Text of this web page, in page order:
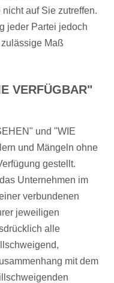
auf Sie zutreffen.
jeder Partei jedoch
Maß
VERFÜGBAR"
und "WIE
und Mängeln ohne
gestellt.
Unternehmen im
verbundenen
jeweiligen
alle
mit dem